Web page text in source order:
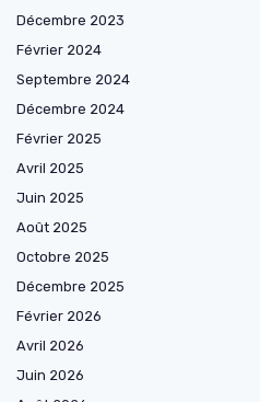
Décembre 2023
Février 2024
Septembre 2024
Décembre 2024
Février 2025
Avril 2025
Juin 2025
Août 2025
Octobre 2025
Décembre 2025
Février 2026
Avril 2026
Juin 2026